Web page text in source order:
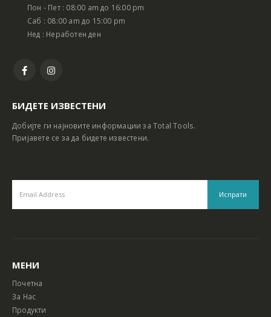
Пон - Пет : 08:00 am до 16:00 pm
Саб : 08:00 am до 15:00 pm
Нед : Неработен ден
БИДЕТЕ ИЗВЕСТЕНИ
Добијте ги најновите информации за Total Tools.
Пријавете се за да бидете известени.
МЕНИ
Почетна
За Нас
Продукти